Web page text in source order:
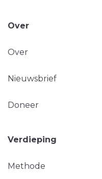
Over
Over
Nieuwsbrief
Doneer
Verdieping
Methode